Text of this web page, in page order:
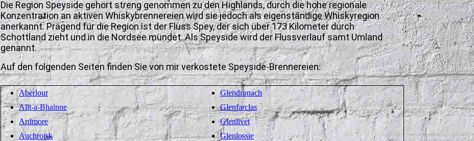
Die Region Speyside gehört streng genommen zu den Highlands, durch die hohe regionale
Konzentration an aktiven Whiskybrennereien wird sie jedoch als eigenständige Whiskyregion
anerkannt. Prägend für die Region ist der Fluss Spey, der sich über 173 Kilometer durch
Schottland zieht und in die Nordsee mündet. Als Speyside wird der Flussverlauf samt Umland
genannt.
Auf den folgenden Seiten finden Sie von mir verkostete Speyside-Brennereien:
Aberlour
Allt-a-Bhainne
Ardmore
Auchroisk
Glendronach
Glenfarclas
Glenlivet
Glenlossie